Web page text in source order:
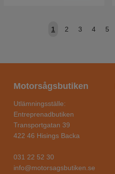
1 2 3 4 5
Motorsågsbutiken
Utlämningsställe:
Entreprenadbutiken
Transportgatan 39
422 46 Hisings Backa
031 22 52 30
info@motorsagsbutiken.se